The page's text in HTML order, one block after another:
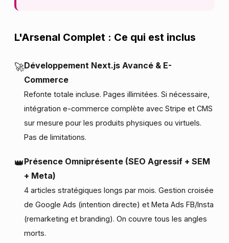
L'Arsenal Complet : Ce qui est inclus
🚀Développement Next.js Avancé & E-
Commerce
Refonte totale incluse. Pages illimitées. Si nécessaire,
intégration e-commerce complète avec Stripe et CMS
sur mesure pour les produits physiques ou virtuels.
Pas de limitations.
👑Présence Omniprésente (SEO Agressif + SEM
+ Meta)
4 articles stratégiques longs par mois. Gestion croisée
de Google Ads (intention directe) et Meta Ads FB/Insta
(remarketing et branding). On couvre tous les angles
morts.